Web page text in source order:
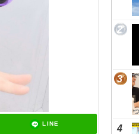
LINE
2
3
4